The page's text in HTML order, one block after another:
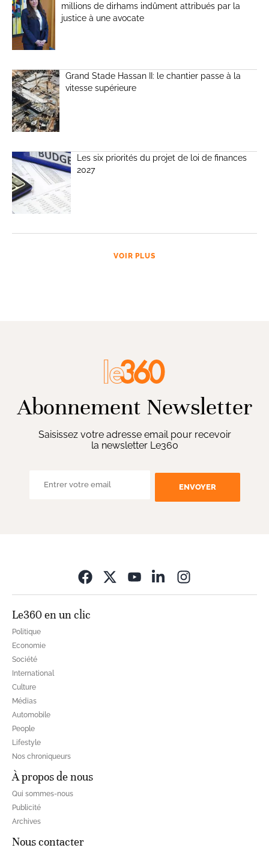
millions de dirhams indûment attribués par la
justice à une avocate
Grand Stade Hassan II: le chantier passe à la
vitesse supérieure
Les six priorités du projet de loi de finances
2027
VOIR PLUS
Abonnement Newsletter
Saisissez votre adresse email pour recevoir
la newsletter Le360
ENVOYER
Le360 en un clic
Politique
Economie
Société
International
Culture
Médias
Automobile
People
Lifestyle
Nos chroniqueurs
À propos de nous
Qui sommes-nous
Publicité
Archives
Nous contacter